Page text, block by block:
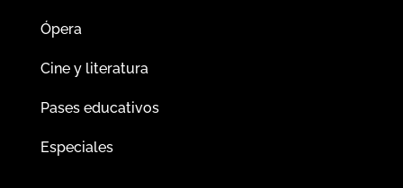
Ópera
Cine y literatura
Pases educativos
Especiales